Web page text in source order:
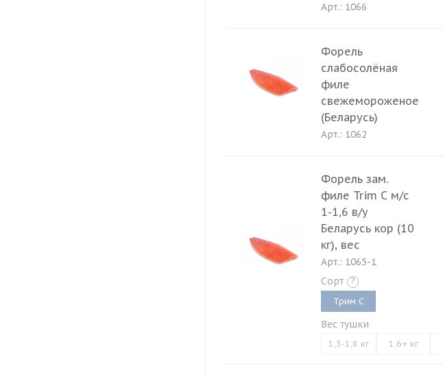
Арт.: 1066
Форель
слабосолёная
филе
свежемороженое
(Беларусь)
Арт.: 1062
Форель зам.
филе Trim C м/с
1-1,6 в/у
Беларусь кор (10
кг), вес
Арт.: 1065-1
Сорт ?
Трим C
Вес тушки
1,3-1,8 кг 1,6+ кг